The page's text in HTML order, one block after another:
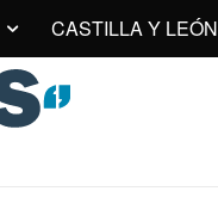
CASTILLA Y LEÓN